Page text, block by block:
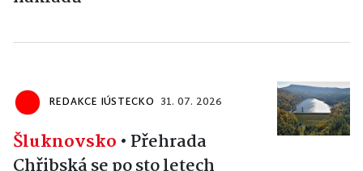
REDAKCE IÚSTECKO 31. 07. 2026
Šluknovsko • Přehrada